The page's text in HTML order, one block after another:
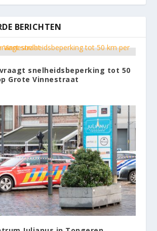
BERICHTEN
snelheidsbeperking tot 50
Grote Vinnestraat